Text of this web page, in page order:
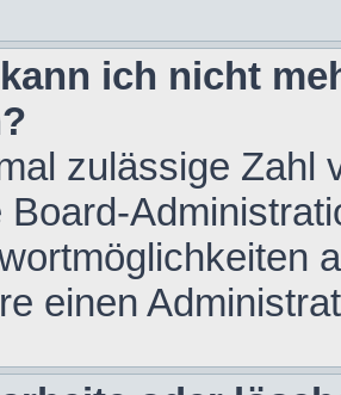
ich nicht
zulässige Zahl
Board-
einen